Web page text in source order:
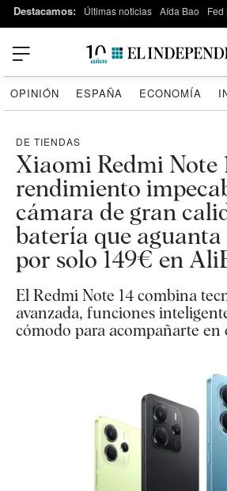
Destacamos: Últimas noticias Aída Bao Fed
OPINIÓN ESPAÑA ECONOMÍA
DE TIENDAS
Xiaomi Redmi Note
rendimiento
cámara de gran
batería que
por solo 149€ en
El Redmi Note 14 combina
avanzada, funciones
cómodo para acompañarte en